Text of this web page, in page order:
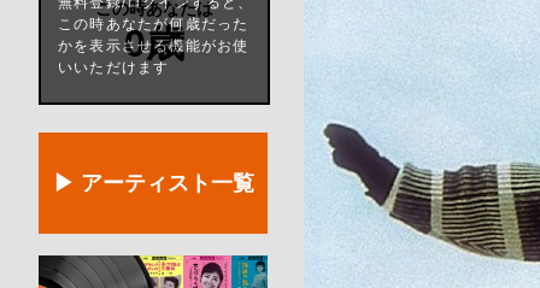
この時あなたは
0歳
この時あなたが何歳だった
かを表示させる機能がお使
いいただけます
▶ アーティスト一覧